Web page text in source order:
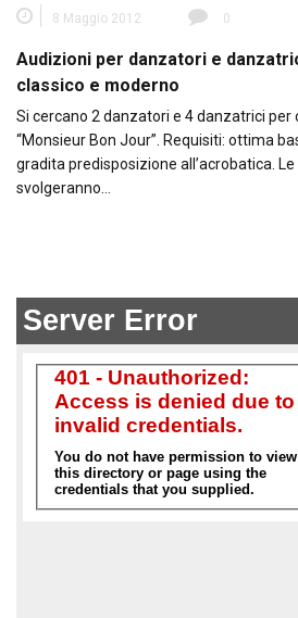
8 Maggio 2012 0
Audizioni per danzatori e
classico e moderno
Si cercano 2 danzatori e 4 danzatrici
“Monsieur Bon Jour”. Requisiti: ottima
gradita predisposizione all’acrobatica.
svolgeranno…